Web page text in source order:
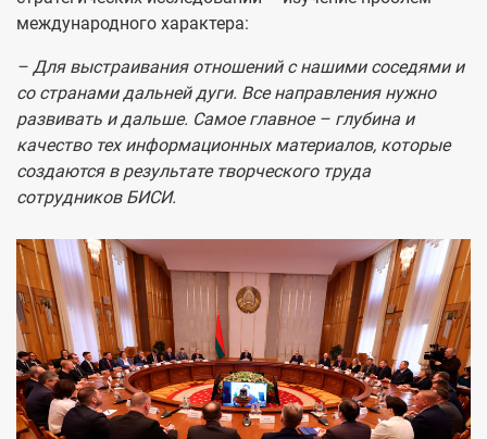
международного характера:
– Для выстраивания отношений с нашими соседями и
со странами дальней дуги. Все направления нужно
развивать и дальше. Самое главное – глубина и
качество тех информационных материалов, которые
создаются в результате творческого труда
сотрудников БИСИ.